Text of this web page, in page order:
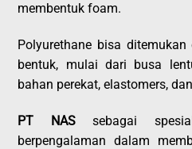
membentuk foam.
Polyurethane bisa
bentuk, mulai dari busa
bahan perekat, elastomers,
PT NASsebagai
berpengalaman dalam